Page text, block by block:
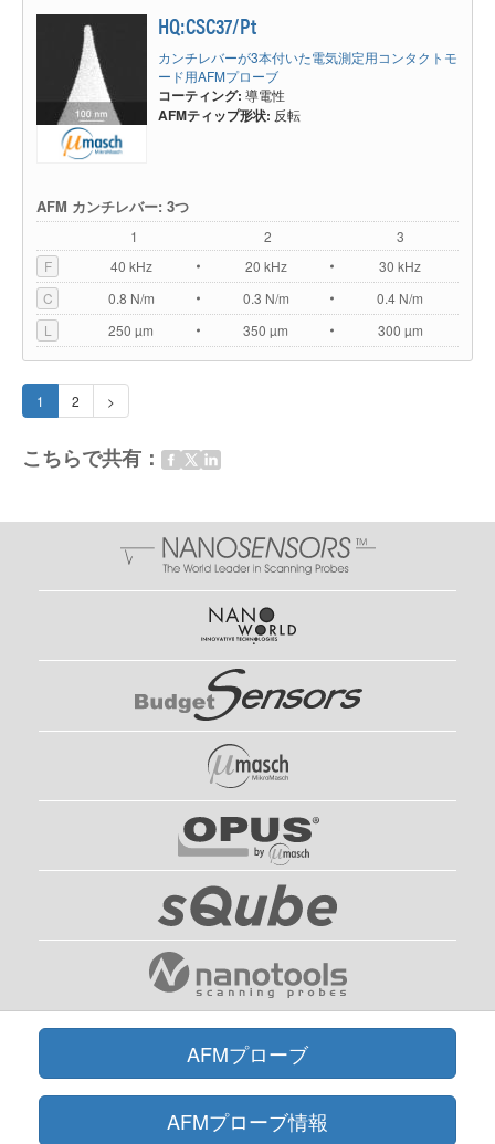
HQ:CSC37/Pt
カンチレバーが3本付いた電気測定用コンタクトモ
ード用AFMプローブ
コーティング: 導電性
AFMティップ形状: 反転
AFM カンチレバー: 3つ
1 2
3
F
40 kHz 20 kHz
30 kHz
C
0.8 N/m 0.3 N/m
0.4 N/m
L
250 µm 350 µm 300 µm
1 2 >
こちらで共有：
AFMプローブ
AFMプローブ情報